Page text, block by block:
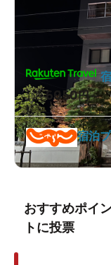
1泊6050円～
宿泊
おすすめポイ
トに投票